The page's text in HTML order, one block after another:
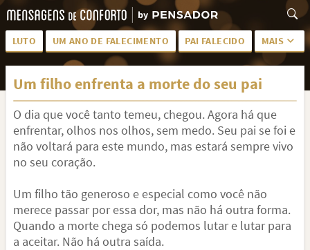
LUTO UM ANO DE FALECIMENTO PAI FALECIDO MAIS
LUTO PARA AMIGA PALAVRAS
PÊSAMES
PÊSAMES PARA AMIGA DESCANSE EM PAZ
MEUS SENTIMENTOS PÊSAMES PARA AMIGO
FRASES DE LUTO PARA AMIGO
TODAS AS CATEGORIAS
Um filho enfrenta a morte do seu pai
O dia que você tanto temeu, chegou. Agora há que
enfrentar, olhos nos olhos, sem medo. Seu pai se foi e
não voltará para este mundo, mas estará sempre vivo
no seu coração.
Um filho tão generoso e especial como você não
merece passar por essa dor, mas não há outra forma.
Quando a morte chega só podemos lutar e lutar para
a aceitar. Não há outra saída.